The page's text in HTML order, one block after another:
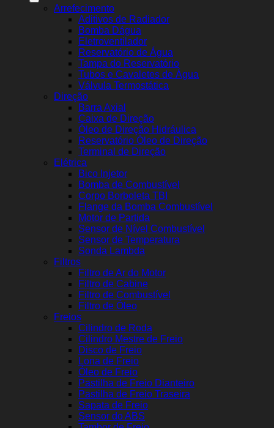
Arrefecimento
Aditivos de Radiador
Bomba Dágua
Eletroventilador
Reservatório de Água
Tampa do Reservatório
Tubos e Cavaletes de Água
Válvula Termostática
Direção
Barra Axial
Caixa de Direção
Óleo de Direção Hidráulica
Reservatório Óleo de Direção
Terminal de Direção
Elétrica
Bico Injetor
Bomba de Combustível
Corpo Borboleta TBI
Flange da Bomba Combustível
Motor de Partida
Sensor de Nível Combustível
Sensor de Temperatura
Sonda Lambda
Filtros
Filtro de Ar do Motor
Filtro de Cabine
Filtro de Combustível
Filtro de Óleo
Freios
Cilindro de Roda
Cilindro Mestre de Freio
Disco de Freio
Lona de Freio
Óleo de Freio
Pastilha de Freio Dianteiro
Pastilha de Freio Traseira
Sapata de Freio
Sensor do ABS